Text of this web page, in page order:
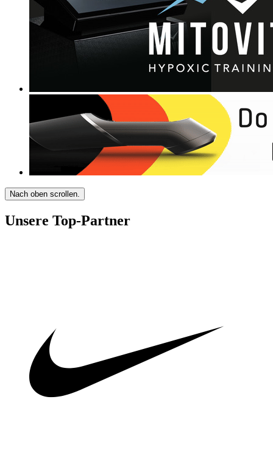
Nach oben scrollen.
Unsere Top-Partner